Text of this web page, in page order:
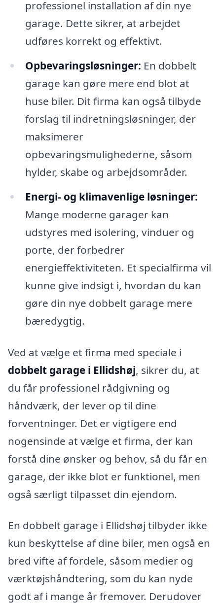
professionel installation af din nye
garage. Dette sikrer, at arbejdet
udføres korrekt og effektivt.
Opbevaringsløsninger: En dobbelt
garage kan gøre mere end blot at
huse biler. Dit firma kan også tilbyde
forslag til indretningsløsninger, der
maksimerer
opbevaringsmulighederne, såsom
hylder, skabe og arbejdsområder.
Energi- og klimavenlige løsninger:
Mange moderne garager kan
udstyres med isolering, vinduer og
porte, der forbedrer
energieffektiviteten. Et specialfirma vil
kunne give indsigt i, hvordan du kan
gøre din nye dobbelt garage mere
bæredygtig.
Ved at vælge et firma med speciale i
dobbelt garage i Ellidshøj, sikrer du, at
du får professionel rådgivning og
håndværk, der lever op til dine
forventninger. Det er vigtigere end
nogensinde at vælge et firma, der kan
forstå dine ønsker og behov, så du får en
garage, der ikke blot er funktionel, men
også særligt tilpasset din ejendom.
En dobbelt garage i Ellidshøj tilbyder ikke
kun beskyttelse af dine biler, men også en
bred vifte af fordele, såsom medier og
værktøjshåndtering, som du kan nyde
godt af i mange år fremover. Derudover